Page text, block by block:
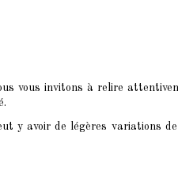
vous invitons à relire
y avoir de légères variations